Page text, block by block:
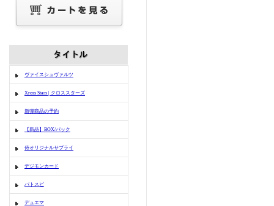
ヴァイスシュヴァルツ
Xross Stars | クロススターズ
新弾商品の予約
【新品】BOX/パック
侍オリジナルサプライ
デジモンカード
バトスピ
デュエマ